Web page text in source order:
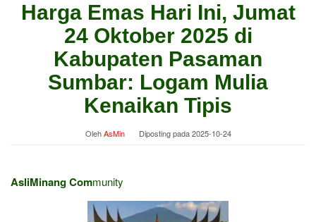
Harga Emas Hari Ini, Jumat
24 Oktober 2025 di
Kabupaten Pasaman
Sumbar: Logam Mulia
Kenaikan Tipis
OlehAsMin Diposting pada2025-10-24
AsliMinang Community